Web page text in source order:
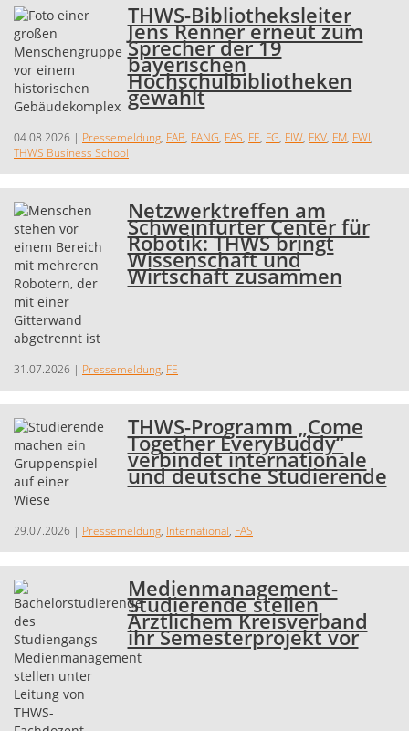
THWS-Bibliotheksleiter
Jens Renner erneut zum
Sprecher der 19
bayerischen
Hochschulbibliotheken
gewählt
04.08.2026 | Pressemeldung, FAB, FANG, FAS, FE, FG, FIW, FKV, FM, FWI,
THWS Business School
Netzwerktreffen am
Schweinfurter Center für
Robotik: THWS bringt
Wissenschaft und
Wirtschaft zusammen
31.07.2026 | Pressemeldung, FE
THWS-Programm „Come
Together EveryBuddy“
verbindet internationale
und deutsche Studierende
29.07.2026 | Pressemeldung, International, FAS
Medienmanagement-
Studierende stellen
Ärztlichem Kreisverband
ihr Semesterprojekt vor